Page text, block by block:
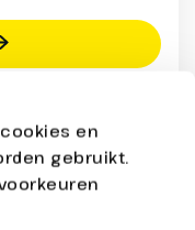
en
gebruikt.
per boeking o.b.v.